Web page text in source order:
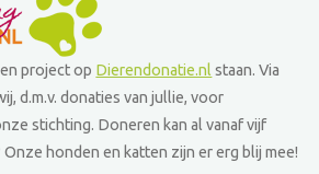
project op Dierendonatie.nl staan. Via
d.m.v. donaties van jullie, voor
stichting. Doneren kan al vanaf vijf
honden en katten zijn er erg blij mee!